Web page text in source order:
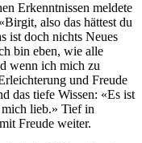
Erkenntnissen meldete
also das hättest du
ist doch nichts Neues
bin eben, wie alle
wenn ich mich zu
und Freude
das tiefe Wissen: «Es ist
lieb.» Tief in
Freude weiter.